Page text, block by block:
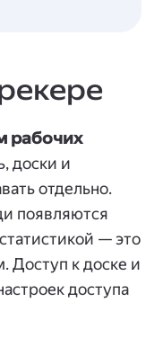
рабочих
доски и
отдельно.
появляются
— это
Доступ к доске и
доступа